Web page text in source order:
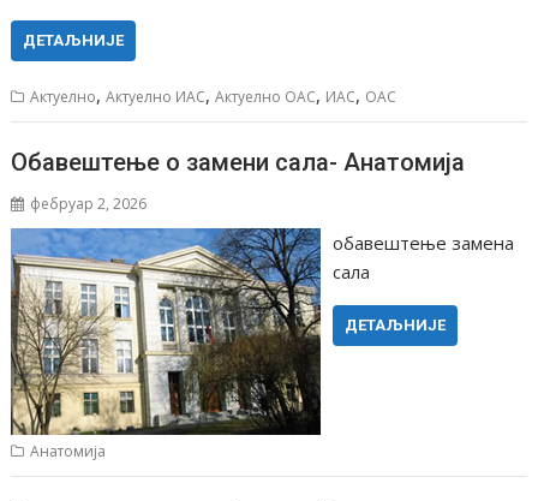
ДЕТАЉНИЈЕ
Актуелно,Актуелно ИАС,Актуелно ОАС, ИАС, ОАС
Обавештење о замени сала- Анатомија
фебруар 2, 2026
обавештење замена
сала
ДЕТАЉНИЈЕ
Анатомија